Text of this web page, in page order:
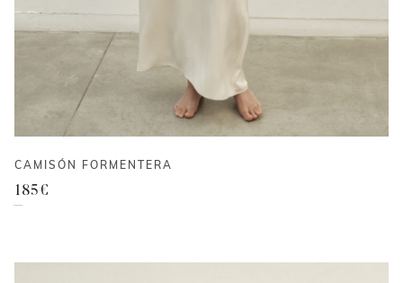
CAMISÓN FORMENTERA
185€